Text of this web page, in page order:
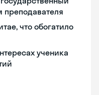
преподавателя
что обогатило
ученика